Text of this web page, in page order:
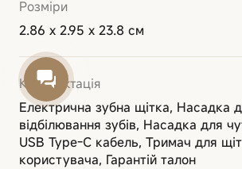
Розміри
2.86 х 2.95 х 23.8 см
Комплектація
Електрична зубна щітка, Насадка
відбілювання зубів, Насадка для
USB Type-C кабель, Тримач для
користувача, Гарантій талон